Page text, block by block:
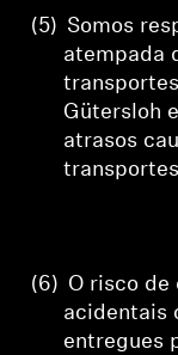
(5) Somos
atempada
Gütersloh
atrasos
(6) O risco de
acidentais
entregues